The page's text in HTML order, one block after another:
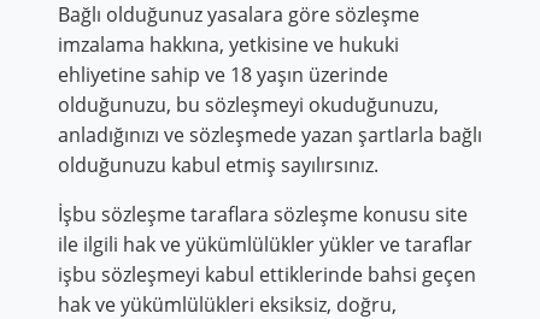
Bağlı olduğunuz yasalara göre sözleşme
imzalama hakkına, yetkisine ve hukuki
ehliyetine sahip ve 18 yaşın üzerinde
olduğunuzu, bu sözleşmeyi okuduğunuzu,
anladığınızı ve sözleşmede yazan şartlarla bağlı
olduğunuzu kabul etmiş sayılırsınız.
İşbu sözleşme taraflara sözleşme konusu site
ile ilgili hak ve yükümlülükler yükler ve taraflar
işbu sözleşmeyi kabul ettiklerinde bahsi geçen
hak ve yükümlülükleri eksiksiz, doğru,